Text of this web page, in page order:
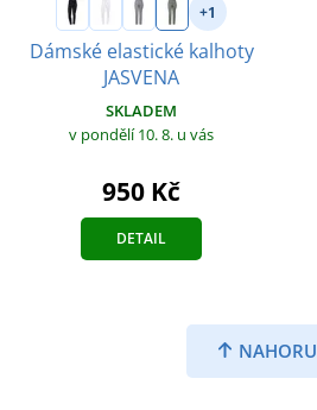
+1
Dámské elastické kalhoty
JASVENA
SKLADEM
v pondělí 10. 8. u vás
950 Kč
DETAIL
NAHORU